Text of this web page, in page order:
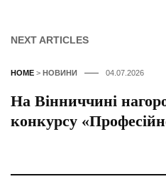
NEXT ARTICLES
HOME > НОВИНИ 04.07.2026
На Вінниччині
конкурсу